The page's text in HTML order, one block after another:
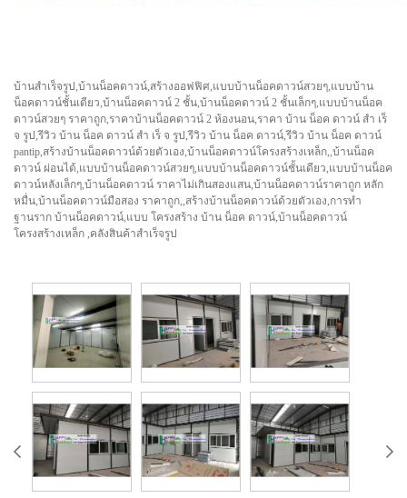
บ้านสำเร็จรูป,บ้านน็อคดาวน์,สร้างออฟฟิศ,แบบบ้านน็อคดาวน์สวยๆ,แบบบ้าน
น็อคดาวน์ชั้นเดียว,บ้านน็อคดาวน์ 2 ชั้น,บ้านน็อคดาวน์ 2 ชั้นเล็กๆ,แบบบ้านน็อค
ดาวน์สวยๆ ราคาถูก,ราคาบ้านน็อคดาวน์ 2 ห้องนอน,ราคา บ้าน น็อค ดาวน์ สํา เร็
จ รูป,รีวิว บ้าน น็อค ดาวน์ สํา เร็ จ รูป,รีวิว บ้าน น็อค ดาวน์,รีวิว บ้าน น็อค ดาวน์
pantip,สร้างบ้านน็อคดาวน์ด้วยตัวเอง,บ้านน็อคดาวน์โครงสร้างเหล็ก,,บ้านน็อค
ดาวน์ ผ่อนได้,แบบบ้านน็อคดาวน์สวยๆ,แบบบ้านน็อคดาวน์ชั้นเดียว,แบบบ้านน็อค
ดาวน์หลังเล็กๆ,บ้านน็อคดาวน์ ราคาไม่เกินสองแสน,บ้านน็อคดาวน์ราคาถูก หลัก
หมื่น,บ้านน็อคดาวน์มือสอง ราคาถูก,,สร้างบ้านน็อคดาวน์ด้วยตัวเอง,การทำ
ฐานราก บ้านน็อคดาวน์,แบบ โครงสร้าง บ้าน น็อค ดาวน์,บ้านน็อคดาวน์
โครงสร้างเหล็ก ,คลังสินค้าสำเร็จรูป